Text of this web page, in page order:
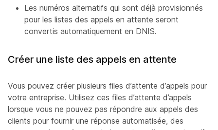
Les numéros alternatifs qui sont déjà provisionnés
pour les listes des appels en attente seront
convertis automatiquement en DNIS.
Créer une liste des appels en attente
Vous pouvez créer plusieurs files d’attente d’appels pour
votre entreprise. Utilisez ces files d’attente d’appels
lorsque vous ne pouvez pas répondre aux appels des
clients pour fournir une réponse automatisée, des